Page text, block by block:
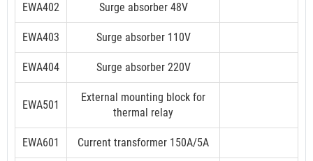
EWA402 Surge absorber 48V
EWA403 Surge absorber 110V
EWA404 Surge absorber 220V
EWA501
External mounting block for
thermal relay
EWA601 Current transformer 150A/5A